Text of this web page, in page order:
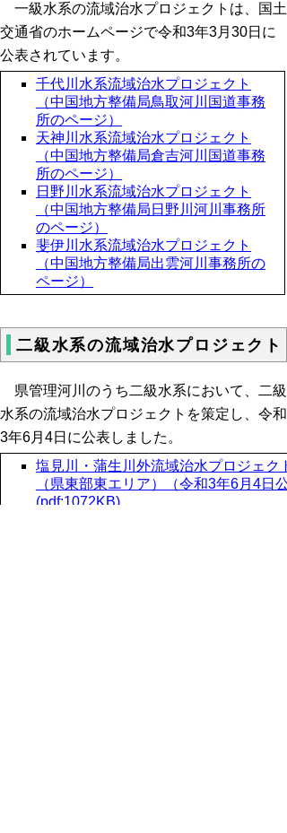
一級水系の流域治水プロジェクトは、国土
交通省のホームページで令和3年3月30日に
公表されています。
千代川水系流域治水プロジェクト
（中国地方整備局鳥取河川国道事務
所のページ）
天神川水系流域治水プロジェクト
（中国地方整備局倉吉河川国道事務
所のページ）
日野川水系流域治水プロジェクト
（中国地方整備局日野川河川事務所
のページ）
斐伊川水系流域治水プロジェクト
（中国地方整備局出雲河川事務所の
ページ）
二級水系の流域治水プロジェクト
県管理河川のうち二級水系において、二級
水系の流域治水プロジェクトを策定し、令和
3年6月4日に公表しました。
塩見川・蒲生川外流域治水プロジェクト
（県東部東エリア）（令和3年6月4日公
(pdf:1072KB)